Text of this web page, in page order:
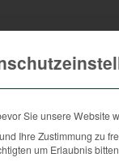
Wunsch nach
gestürmt
entspannen lässt.
in den Wald
aus dem
Sie unsere Website
Ihre Zustimmung zu
um Erlaubnis